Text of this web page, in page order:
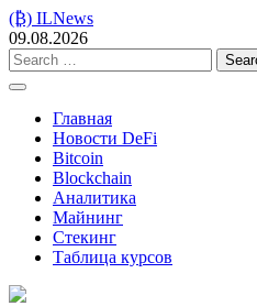
Skip
to
content
(₿) ILNews
09.08.2026
Search
for:
Главная
Новости DeFi
Bitcoin
Blockchain
Аналитика
Майнинг
Стекинг
Таблица курсов